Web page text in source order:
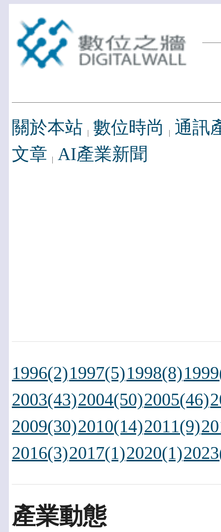
關於本站 數位時尚
通訊
文章 AI產業新聞
1996(2)1997(5)1998(8)
2003(43)2004(50)2005(46)
2009(30)2010(14)2011(9)
2016(3)2017(1)2020(1)
產業動態